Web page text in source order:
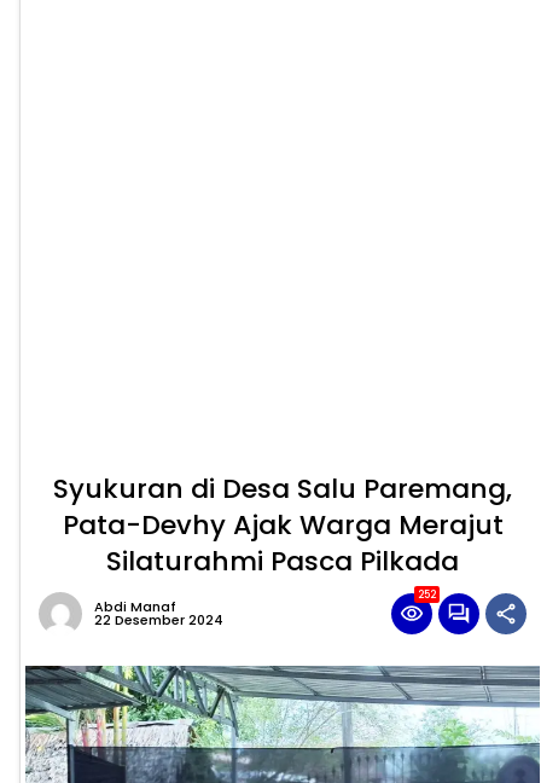
Syukuran di Desa Salu Paremang,
Pata-Devhy Ajak Warga Merajut
Silaturahmi Pasca Pilkada
Abdi Manaf
22 Desember 2024
252